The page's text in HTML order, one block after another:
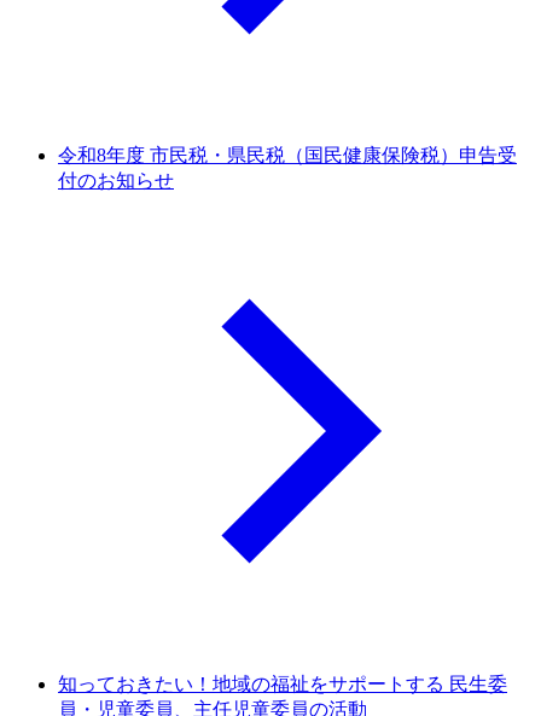
令和8年度 市民税・県民税（国民健康保険税）申告受
付のお知らせ
知っておきたい！地域の福祉をサポートする 民生委
員・児童委員、主任児童委員の活動